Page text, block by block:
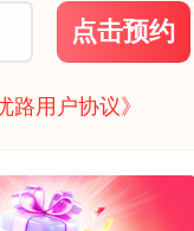
点击预约
路用户协议》